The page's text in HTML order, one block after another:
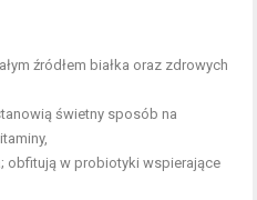
źródłem białka oraz zdrowych
świetny sposób na
obfitują w probiotyki wspierające